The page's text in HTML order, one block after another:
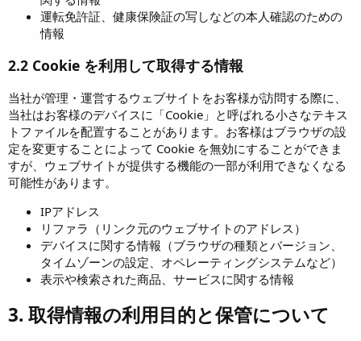
運転免許証、健康保険証の写しなどの本人確認のための
情報
2.2 Cookie を利用して取得する情報
当社が管理・運営するウェブサイトをお客様が訪問する際に、
当社はお客様のデバイスに「Cookie」と呼ばれる小さなテキス
トファイルを配置することがあります。お客様はブラウザの設
定を変更することによって Cookie を無効にすることができま
すが、ウェブサイトが提供する機能の一部が利用できなくなる
可能性があります。
IPアドレス
リファラ（リンク元のウェブサイトのアドレス）
デバイスに関する情報（ブラウザの種類とバージョン、
タイムゾーンの設定、オペレーティングシステムなど）
表示や検索された商品、サービスに関する情報
3. 取得情報の利用目的と保管について